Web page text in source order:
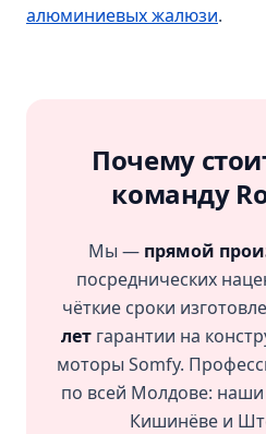
алюминиевых жалюзи.
Почему
команду
Мы — прямой
посреднических
чёткие сроки
летгарантии на
моторы Somfy.
по всей Молдове:
Кишинёве и